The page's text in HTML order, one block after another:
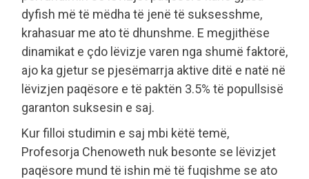
dyfish më të mëdha të jenë të suksesshme,
krahasuar me ato të dhunshme. E megjithëse
dinamikat e çdo lëvizje varen nga shumë faktorë,
ajo ka gjetur se pjesëmarrja aktive ditë e natë në
lëvizjen paqësore e të paktën 3.5% të popullsisë
garanton suksesin e saj.
Kur filloi studimin e saj mbi këtë temë,
Profesorja Chenoweth nuk besonte se lëvizjet
paqësore mund të ishin më të fuqishme se ato